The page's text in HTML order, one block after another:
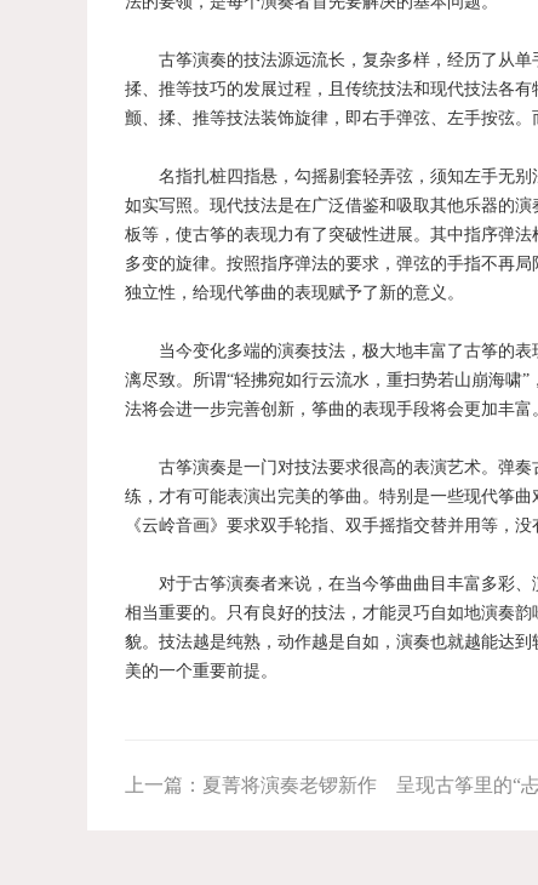
古筝演奏的技法源远流长，复杂多样，经历了从单
揉、推等技巧的发展过程，且传统技法和现代技法各
颤、揉、推等技法装饰旋律，即右手弹弦、左手按弦
名指扎桩四指悬，勾摇剔套轻弄弦，须知左手无别
如实写照。现代技法是在广泛借鉴和吸取其他乐器的
板等，使古筝的表现力有了突破性进展。其中指序弹
多变的旋律。按照指序弹法的要求，弹弦的手指不再
独立性，给现代筝曲的表现赋予了新的意义。
当今变化多端的演奏技法，极大地丰富了古筝的表
漓尽致。所谓“轻拂宛如行云流水，重扫势若山崩海啸
法将会进一步完善创新，筝曲的表现手段将会更加丰富
古筝演奏是一门对技法要求很高的表演艺术。弹奏
练，才有可能表演出完美的筝曲。特别是一些现代筝
《云岭音画》要求双手轮指、双手摇指交替并用等，
对于古筝演奏者来说，在当今筝曲曲目丰富多彩、
相当重要的。只有良好的技法，才能灵巧自如地演奏
貌。技法越是纯熟，动作越是自如，演奏也就越能达
美的一个重要前提。
上一篇： 夏菁将演奏老锣新作 呈现古筝里的“